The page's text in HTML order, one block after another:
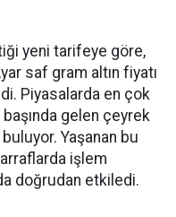
yeni tarifeye göre,
saf gram altın fiyatı
Piyasalarda en çok
gelen çeyrek
Yaşanan bu
işlem
doğrudan etkiledi.